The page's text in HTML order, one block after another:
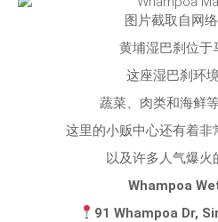
图片截取自网络
黄埔湿巴刹位于
这座湿巴刹环
蔬菜、肉类和海鲜
这里的小贩中心还有着非
以及许多人气爆火
Whampoa
91 Whampoa Dr,